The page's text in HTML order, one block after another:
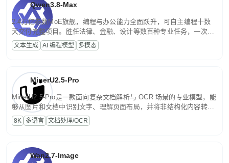
Qwen3.8-Max
2.4万亿参数MoE旗舰，编程与办公能力全面跃升，可自主编程十数
天交付完整项目。胜任法律、金融、设计等数百种专业任务，一次对
话端到端交付生产级成果。原生视觉理解贯穿规划、执行与验证全流
程，支持超长文档与长视频的深度语义解析。长程任务中自主规划与
文本生成 AI 编程模型 多模态
MinerU2.5-Pro
MinerU2.5-Pro是一款面向复杂文档解析与 OCR 场景的专业模型，能
够从图片和文档中识别文字、理解页面布局，并将非结构化内容转换
为便于存储、检索和二次处理的结构化结果。
8K 多语言 文档处理/OCR
Wan2.7-Image